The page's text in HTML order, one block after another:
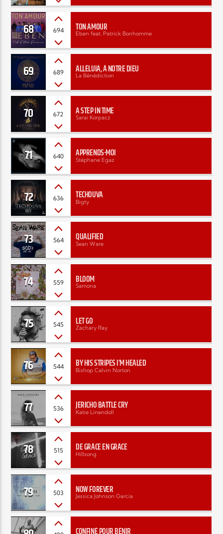
68 694 TON AMOUR
Eben feat. Patrick Bonhomme
69 689 ALLÉLUIA, À NOTRE DIEU
La Bénédiction
70 672 A STEP IN TIME
Sarai Korpacz
71 640 APPRENDS-MOI
Stéphane Egaz
72 636 TECHOUVA
Bigty
73 564 QUALIFIED
Sean Ware
74 559 BLOOM
Samona
75 545 LET GO
Zachary Ray
76 544 BY HIS STRIPES I’M HEALED
Bishop Calvin Norton
77 536 JERICHO BATTLE CRY
Katie Linendoll
78 515 DE GRÂCE EN GRÂCE
Hillsong
79 503 NOW FOREVER
Jessica Johnson Garcia